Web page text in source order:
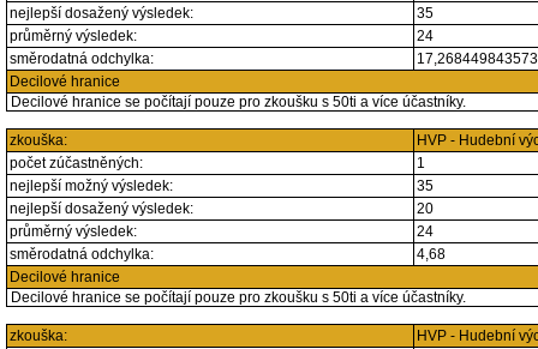
nejlepší dosažený výsledek:
35
průměrný výsledek:
24
směrodatná odchylka:
Decilové hranice
Decilové hranice se počítají pouze pro zkoušku s 50ti a více účastníky.
zkouška:
HVP - Hudební
počet zúčastněných:
1
nejlepší možný výsledek:
35
nejlepší dosažený výsledek:
20
průměrný výsledek:
24
směrodatná odchylka:
4,68
Decilové hranice
Decilové hranice se počítají pouze pro zkoušku s 50ti a více účastníky.
zkouška:
HVP - Hudební